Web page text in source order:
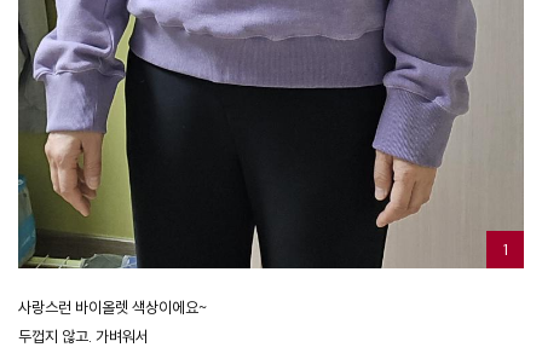
1
사랑스런 바이올렛 색상이에요~
두껍지 않고. 가벼워서